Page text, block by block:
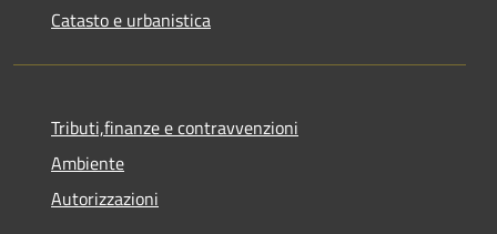
Catasto e urbanistica
Tributi,finanze e contravvenzioni
Ambiente
Autorizzazioni